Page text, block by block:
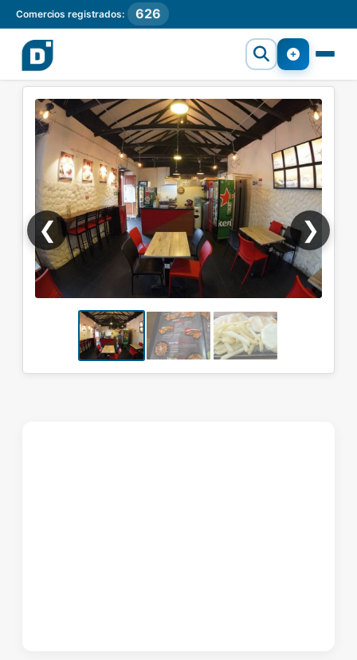
Comercios registrados: 626
❮ ❯